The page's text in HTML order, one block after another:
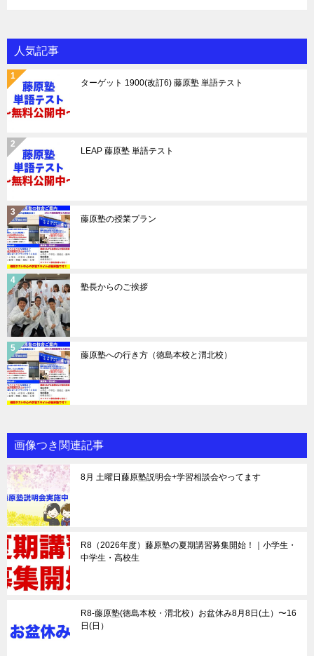
人気記事
ターゲット 1900(改訂6) 藤原塾 単語テスト
LEAP 藤原塾 単語テスト
藤原塾の授業プラン
塾長からのご挨拶
藤原塾への行き方（徳島本校と渭北校）
画像つき関連記事
8月 土曜日藤原塾説明会+学習相談会やってます
R8（2026年度）藤原塾の夏期講習募集開始！｜小学生・
中学生・高校生
R8-藤原塾(徳島本校・渭北校）お盆休み8月8日(土）〜16
日(日）